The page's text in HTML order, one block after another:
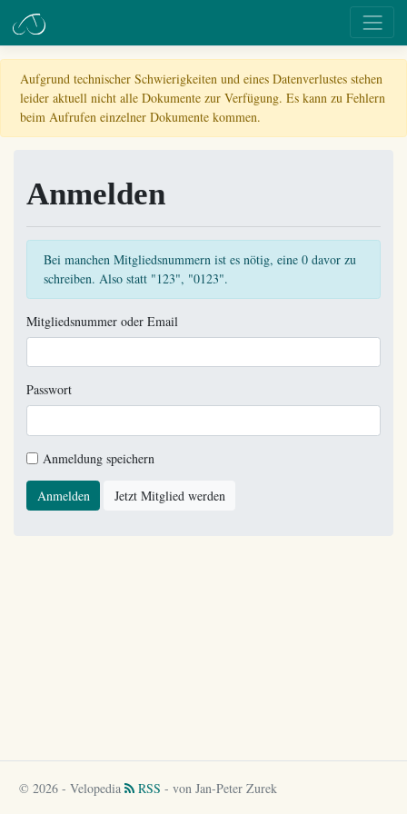
Aufgrund technischer Schwierigkeiten und eines Datenverlustes stehen
leider aktuell nicht alle Dokumente zur Verfügung. Es kann zu Fehlern
beim Aufrufen einzelner Dokumente kommen.
Anmelden
Bei manchen Mitgliedsnummern ist es nötig, eine 0 davor zu
schreiben. Also statt "123", "0123".
Mitgliedsnummer oder Email
Passwort
Anmeldung speichern
Anmelden Jetzt Mitglied werden
© 2026 - Velopedia RSS - von Jan-Peter Zurek